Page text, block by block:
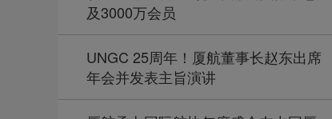
及3000万会员
UNGC 25周年！厦航董事长赵东出席
年会并发表主旨演讲